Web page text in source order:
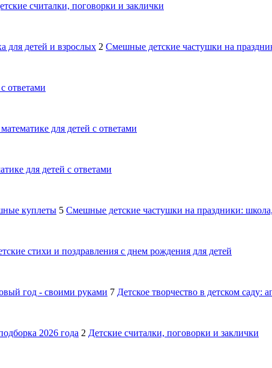
считалки, поговорки и заклички
для детей и взрослых 2 Смешные детские частушки на
ответами
для детей с ответами
для детей с ответами
куплеты 5 Смешные детские частушки на праздники:
стихи и поздравления с днем рождения для детей
год - своими руками 7 Детское творчество в детском саду:
2026 года 2 Детские считалки, поговорки и заклички